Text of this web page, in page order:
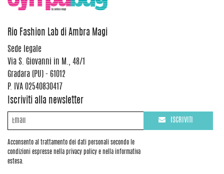
Rio Fashion Lab di Ambra Magi
Sede legale
Via S. Giovanni in M., 48/1
Gradara (PU) - 61012
P. IVA 02540830417
Iscriviti alla newsletter
Acconsento al trattamento dei dati personali secondo le
condizioni espresse nella privacy policy e nella informativa
estesa.
ISCRIVITI